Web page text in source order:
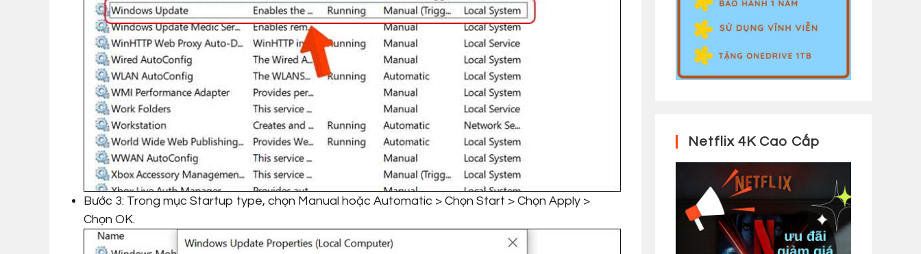
Bước 3: Trong mục Startup type, chọn Manual hoặc Automatic > Chọn Start > Chọn Apply >
Chọn OK.
Netflix 4K Cao Cấp